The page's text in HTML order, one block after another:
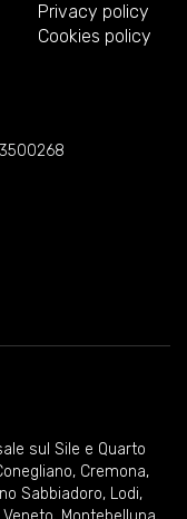
Privacy policy
Cookies policy
sul Sile e Quarto
, Cremona,
Sabbiadoro, Lodi,